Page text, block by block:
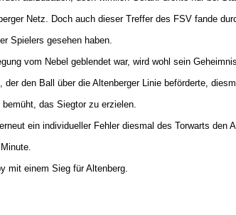
Netz. Doch auch dieser Treffer des FSV fande
Spielers gesehen haben.
vom Nebel geblendet war, wird wohl sein
den Ball über die Altenberger Linie beförderte,
das Siegtor zu erzielen.
ein individueller Fehler diesmal des Torwarts den
mit einem Sieg für Altenberg.